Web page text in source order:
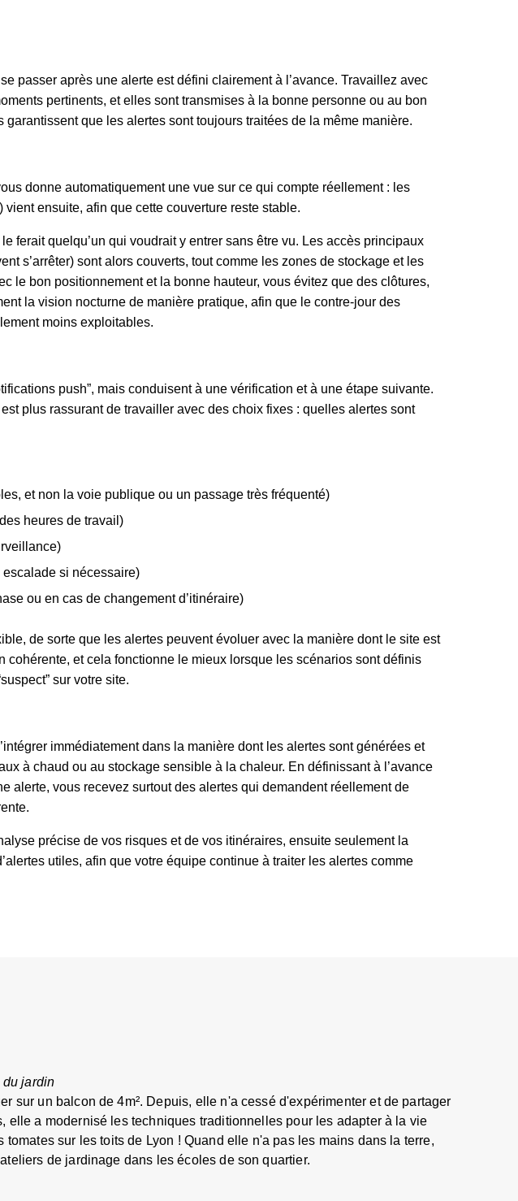
passer après une alerte est défini clairement à l’avance. Travaillez avec
pertinents, et elles sont transmises à la bonne personne ou au bon
que les alertes sont toujours traitées de la même manière.
donne automatiquement une vue sur ce qui compte réellement : les
ensuite, afin que cette couverture reste stable.
ferait quelqu’un qui voudrait y entrer sans être vu. Les accès principaux
s’arrêter) sont alors couverts, tout comme les zones de stockage et les
le bon positionnement et la bonne hauteur, vous évitez que des clôtures,
la vision nocturne de manière pratique, afin que le contre-jour des
moins exploitables.
push”, mais conduisent à une vérification et à une étape suivante.
plus rassurant de travailler avec des choix fixes : quelles alertes sont
et non la voie publique ou un passage très fréquenté)
heures de travail)
si nécessaire)
ou en cas de changement d’itinéraire)
de sorte que les alertes peuvent évoluer avec la manière dont le site est
et cela fonctionne le mieux lorsque les scénarios sont définis
sur votre site.
immédiatement dans la manière dont les alertes sont générées et
à chaud ou au stockage sensible à la chaleur. En définissant à l’avance
alerte, vous recevez surtout des alertes qui demandent réellement de
précise de vos risques et de vos itinéraires, ensuite seulement la
utiles, afin que votre équipe continue à traiter les alertes comme
du jardin
sur un balcon de 4m². Depuis, elle n'a cessé d'expérimenter et de partager
elle a modernisé les techniques traditionnelles pour les adapter à la vie
sur les toits de Lyon ! Quand elle n'a pas les mains dans la terre,
de jardinage dans les écoles de son quartier.